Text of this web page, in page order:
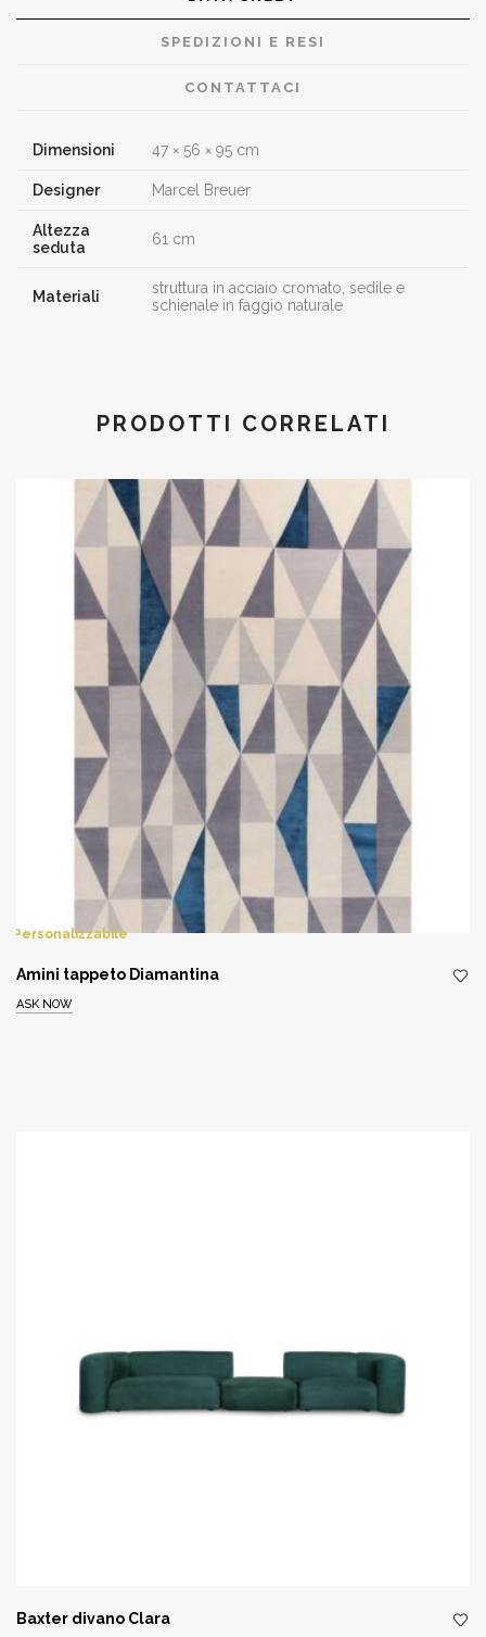
SPEDIZIONI E RESI
CONTATTACI
Dimensioni 47 × 56 × 95 cm
Designer Marcel Breuer
Altezza
seduta
61 cm
Materiali
struttura in acciaio cromato, sedile e
schienale in faggio naturale
PRODOTTI CORRELATI
Personalizzabile
Amini tappeto Diamantina
ASK NOW
Baxter divano Clara